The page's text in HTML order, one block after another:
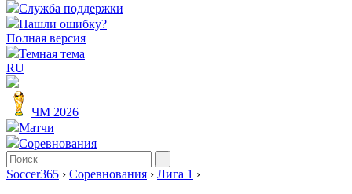
Служба поддержки
Нашли ошибку?
Полная версия
Темная тема
RU
ЧМ 2026
Матчи
Соревнования
Soccer365 › Соревнования › Лига 1 ›